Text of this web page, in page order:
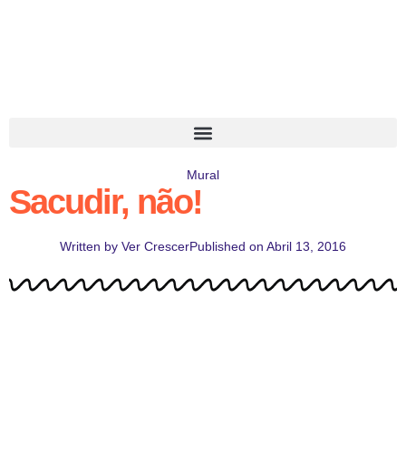
Mural
Sacudir, não!
Written by Ver CrescerPublished on Abril 13, 2016